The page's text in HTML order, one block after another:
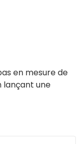
en mesure de
lançant une